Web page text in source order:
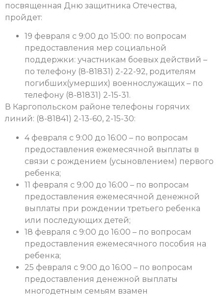
посвященная Дню защитника Отечества,
пройдет:
19 февраля с 9:00 до 15:00: по вопросам
предоставления мер социальной
поддержки: участникам боевых действий –
по телефону (8-81831) 2-22-92, родителям
погибших(умерших) военнослужащих – по
телефону (8-81831) 2-15-31.
В Каргопольском районе телефоны горячих
линий: (8-81841) 2-13-60, 2-15-30:
4 февраля с 9:00 до 16:00 – по вопросам
предоставления ежемесячной выплаты в
связи с рождением (усыновлением) первого
ребенка;
11 февраля с 9:00 до 16:00 – по вопросам
предоставления ежемесячной денежной
выплаты при рождении третьего ребенка
или последующих детей;
18 февраля с 9:00 до 16:00 – по вопросам
предоставления ежемесячного пособия на
ребенка;
25 февраля с 9:00 до 16:00 – по вопросам
предоставления денежной выплаты
многодетным семьям взамен